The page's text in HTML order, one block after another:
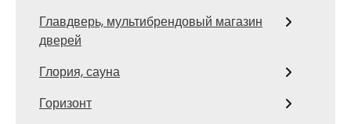
Главдверь, мультибрендовый магазин
дверей
Глория, сауна
Горизонт